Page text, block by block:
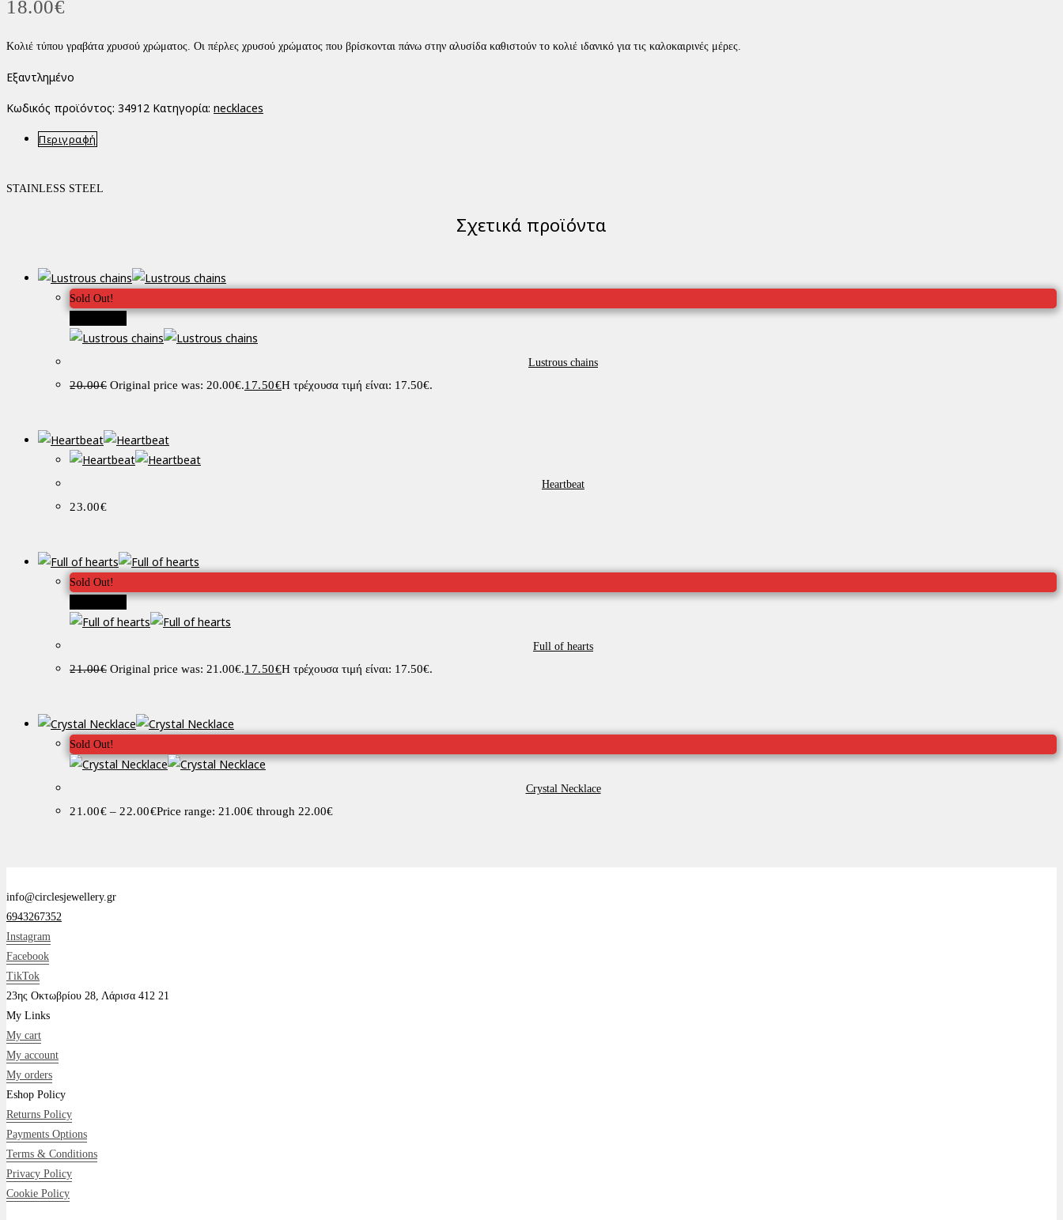
18.00€
Κολιέ τύπου γραβάτα χρυσού χρώματος. Οι πέρλες χρυσού χρώματος που βρίσκονται πάνω στην αλυσίδα καθιστούν το κολιέ ιδανικό για τις καλοκαιρινές μέρες.
Εξαντλημένο
Κωδικός προϊόντος: 34912 Κατηγορία: necklaces
Περιγραφή
STAINLESS STEEL
Σχετικά προϊόντα
Sold Out!
Lustrous chains
20.00€ Original price was: 20.00€.17.50€Η τρέχουσα τιμή είναι: 17.50€.
Heartbeat
23.00€
Sold Out!
Full of hearts
21.00€ Original price was: 21.00€.17.50€Η τρέχουσα τιμή είναι: 17.50€.
Sold Out!
Crystal Necklace
21.00€ – 22.00€Price range: 21.00€ through 22.00€
info@circlesjewellery.gr
6943267352
Instagram
Facebook
TikTok
23ης Οκτωβρίου 28, Λάρισα 412 21
My Links
My cart
My account
My orders
Eshop Policy
Returns Policy
Payments Options
Terms & Conditions
Privacy Policy
Cookie Policy